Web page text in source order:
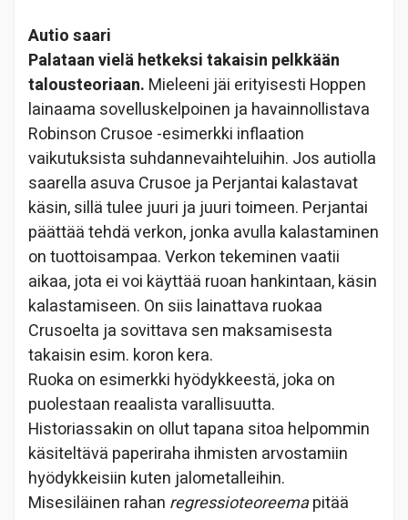
Autio saari
Palataan vielä hetkeksi takaisin pelkkään
talousteoriaan. Mieleeni jäi erityisesti Hoppen
lainaama sovelluskelpoinen ja havainnollistava
Robinson Crusoe -esimerkki inflaation
vaikutuksista suhdannevaihteluihin. Jos autiolla
saarella asuva Crusoe ja Perjantai kalastavat
käsin, sillä tulee juuri ja juuri toimeen. Perjantai
päättää tehdä verkon, jonka avulla kalastaminen
on tuottoisampaa. Verkon tekeminen vaatii
aikaa, jota ei voi käyttää ruoan hankintaan, käsin
kalastamiseen. On siis lainattava ruokaa
Crusoelta ja sovittava sen maksamisesta
takaisin esim. koron kera.
Ruoka on esimerkki hyödykkeestä, joka on
puolestaan reaalista varallisuutta.
Historiassakin on ollut tapana sitoa helpommin
käsiteltävä paperiraha ihmisten arvostamiin
hyödykkeisiin kuten jalometalleihin.
Misesiläinen rahan regressioteoreemapitää